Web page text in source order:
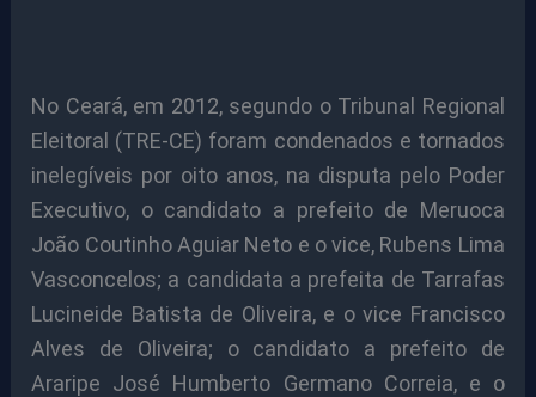
No Ceará, em 2012, segundo o Tribunal Regional
Eleitoral (TRE-CE) foram condenados e tornados
inelegíveis por oito anos, na disputa pelo Poder
Executivo, o candidato a prefeito de Meruoca
João Coutinho Aguiar Neto e o vice, Rubens Lima
Vasconcelos; a candidata a prefeita de Tarrafas
Lucineide Batista de Oliveira, e o vice Francisco
Alves de Oliveira; o candidato a prefeito de
Araripe José Humberto Germano Correia, e o